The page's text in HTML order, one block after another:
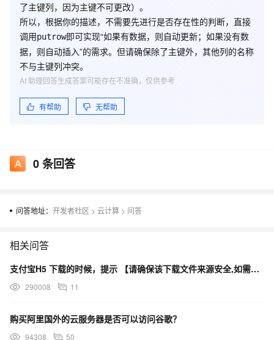
了主键列，因为主键不可更改）。
所以，根据你的描述，不需要先进行是否存在性的判断，直接
调用putrow即可实现“如果有数据，则自动更新；如果没有数
据，则自动插入”的需求。但请确保除了主键外，其他列的名称
不与主键列冲突。
有帮助 无帮助
AI 助理回答生成答案可能存在不准确，仅供参考
0条回答
问答地址： 开发者社区 > 云计算 > 问答
相关问答
支付宝H5 下载的时候，提示 【请确保该下载文件来源安全,如需浏览,请长按网址复制后使用浏览器访问】
290008 11
购买阿里国外的云服务器是否可以访问谷歌？
94308 50